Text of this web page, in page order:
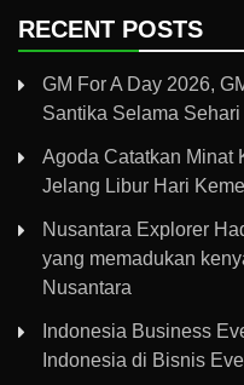
RECENT POSTS
GM For A Day 2026,
Santika Selama Sehari
Agoda Catatkan Minat
Jelang Libur Hari
Nusantara Explorer
yang memadukan
Nusantara
Indonesia Business
Indonesia di Bisnis